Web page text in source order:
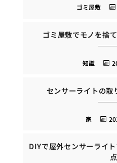
ゴミ屋敷
ゴミ屋敷でモノを捨
知識
センサーライトの取
家
DIYで屋外センサーライ
点